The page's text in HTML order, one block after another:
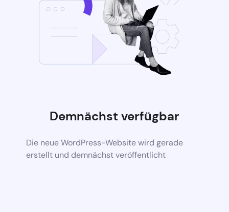
Demnächst verfügbar
Die neue WordPress-Website wird gerade
erstellt und demnächst veröffentlicht